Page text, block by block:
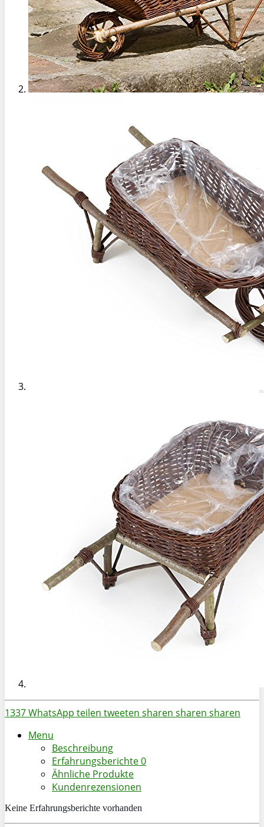
1337WhatsApp teilen tweeten sharen sharen sharen
Menu
Beschreibung
Erfahrungsberichte0
Ähnliche Produkte
Kundenrezensionen
Keine Erfahrungsberichte vorhanden